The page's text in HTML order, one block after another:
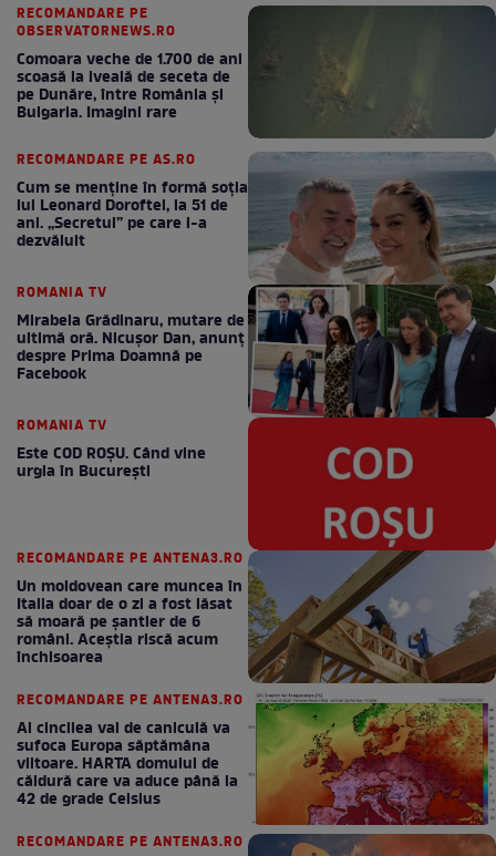
RECOMANDARE PE
OBSERVATORNEWS.RO
Comoara veche de 1.700 de ani
scoasă la iveală de seceta de
pe Dunăre, între România şi
Bulgaria. Imagini rare
RECOMANDARE PE AS.RO
Cum se menţine în formă soţia
lui Leonard Doroftei, la 51 de
ani. „Secretul” pe care l-a
dezvăluit
ROMANIA TV
Mirabela Grădinaru, mutare de
ultimă oră. Nicuşor Dan, anunţ
despre Prima Doamnă pe
Facebook
ROMANIA TV
Este COD ROŞU. Când vine
urgia în Bucureşti
RECOMANDARE PE ANTENA3.RO
Un moldovean care muncea în
Italia doar de o zi a fost lăsat
să moară pe şantier de 6
români. Aceștia riscă acum
închisoarea
RECOMANDARE PE ANTENA3.RO
Al cincilea val de caniculă va
sufoca Europa săptămâna
viitoare. HARTA domului de
căldură care va aduce până la
42 de grade Celsius
RECOMANDARE PE ANTENA3.RO